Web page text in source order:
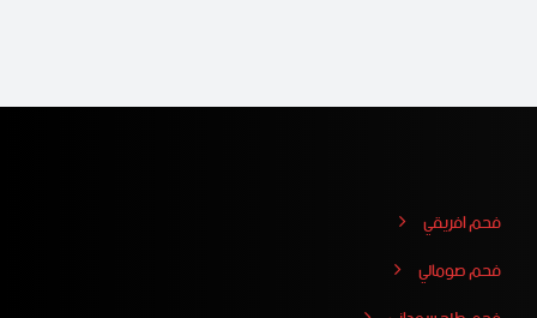
فحم افريقي
فحم صومالي